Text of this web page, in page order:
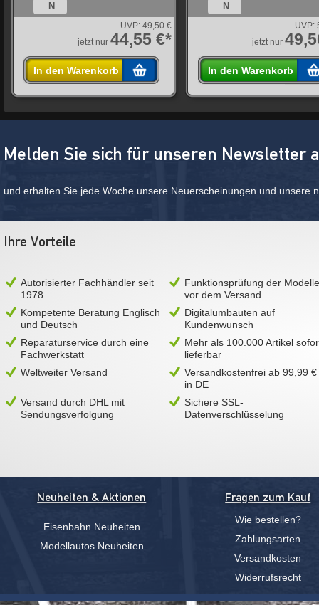
N
UVP: 49,50 €
jetzt nur 44,55 €*
In den Warenkorb
N
UVP:
jetzt nur
In den Warenkorb
Melden Sie sich für unseren Newsletter
und erhalten Sie jede Woche unsere Neuerscheinungen und unsere
Ihre Vorteile
Autorisierter Fachhändler seit
1978
Funktionsprüfung der Modelle
vor dem Versand
Kompetente Beratung Englisch
und Deutsch
Digitalumbauten auf
Kundenwunsch
Reparaturservice durch eine
Fachwerkstatt
Mehr als 100.000 Artikel
lieferbar
Weltweiter Versand
Versandkostenfrei ab 99,99 €
in DE
Versand durch DHL mit
Sendungsverfolgung
Sichere SSL-
Datenverschlüsselung
Neuheiten & Aktionen
Eisenbahn Neuheiten
Modellautos Neuheiten
Fragen zum Kauf
Wie bestellen?
Zahlungsarten
Versandkosten
Widerrufsrecht